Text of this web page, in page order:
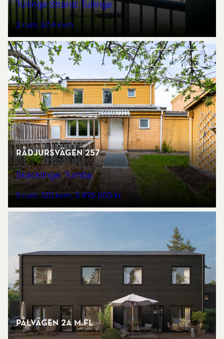
Tullinge Strand, Tullinge
2 rum 57,4 kvm
REDO™
Rådjursvägen 257
Skäcklinge, Tumba
5 rum 120 kvm 3 495 000 kr
Pålvägen 2A m.fl